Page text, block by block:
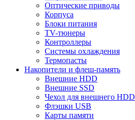
Оптические приводы
Корпуса
Блоки питания
TV-тюнеры
Контроллеры
Системы охлаждения
Термопасты
Накопители и флеш-память
Внешние HDD
Внешние SSD
Чехол для внешнего HDD
Флэшки USB
Карты памяти